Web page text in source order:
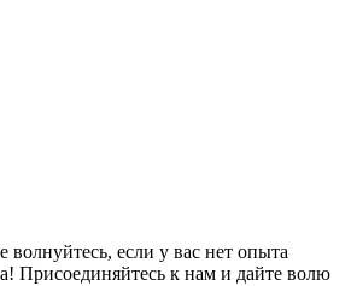
если у вас нет опыта
Присоединяйтесь к нам и дайте волю